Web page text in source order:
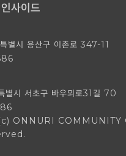
사이드
별시 용산구 이촌로 347-11
시 서초구 바우뫼로31길 70
ONNURI COMMUNITY